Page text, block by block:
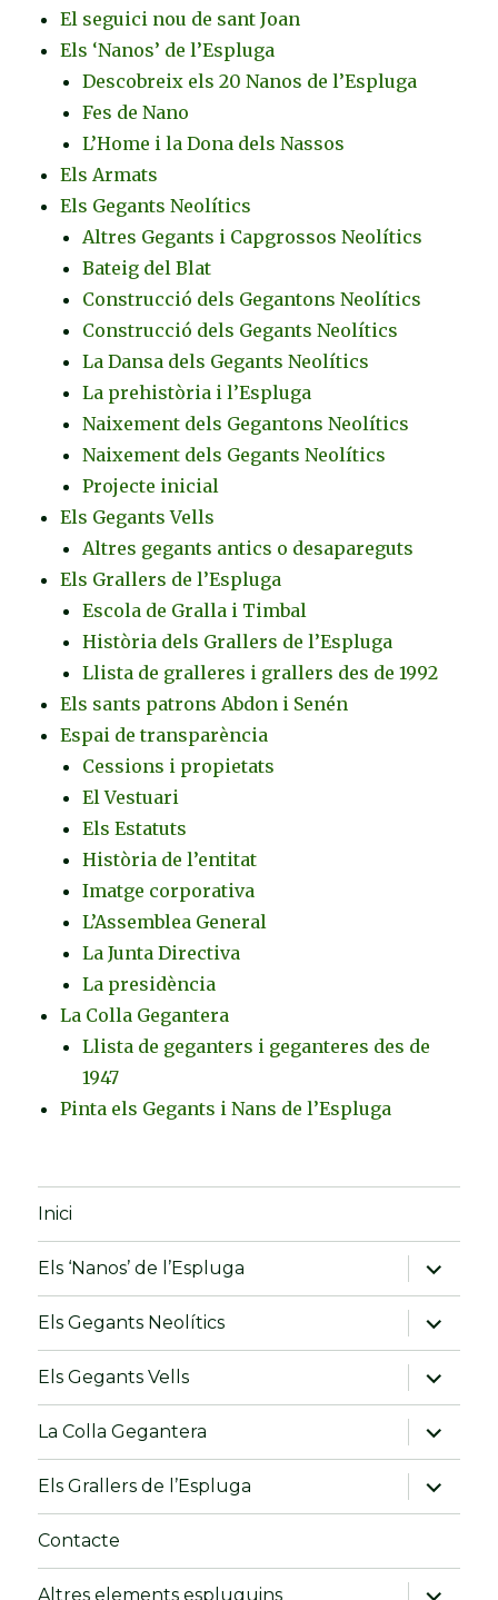
El seguici nou de sant Joan
Els ‘Nanos’ de l’Espluga
Descobreix els 20 Nanos de l’Espluga
Fes de Nano
L’Home i la Dona dels Nassos
Els Armats
Els Gegants Neolítics
Altres Gegants i Capgrossos Neolítics
Bateig del Blat
Construcció dels Gegantons Neolítics
Construcció dels Gegants Neolítics
La Dansa dels Gegants Neolítics
La prehistòria i l’Espluga
Naixement dels Gegantons Neolítics
Naixement dels Gegants Neolítics
Projecte inicial
Els Gegants Vells
Altres gegants antics o desapareguts
Els Grallers de l’Espluga
Escola de Gralla i Timbal
Història dels Grallers de l’Espluga
Llista de gralleres i grallers des de 1992
Els sants patrons Abdon i Senén
Espai de transparència
Cessions i propietats
El Vestuari
Els Estatuts
Història de l’entitat
Imatge corporativa
L’Assemblea General
La Junta Directiva
La presidència
La Colla Gegantera
Llista de geganters i geganteres des de
1947
Pinta els Gegants i Nans de l’Espluga
Inici
Els ‘Nanos’ de l’Espluga
amplia
el
menú
fill
Els Gegants Neolítics
amplia
el
menú
fill
Els Gegants Vells
amplia
el
menú
fill
La Colla Gegantera
amplia
el
menú
fill
Els Grallers de l’Espluga
amplia
el
menú
Contacte
Altres elements espluguins
amplia